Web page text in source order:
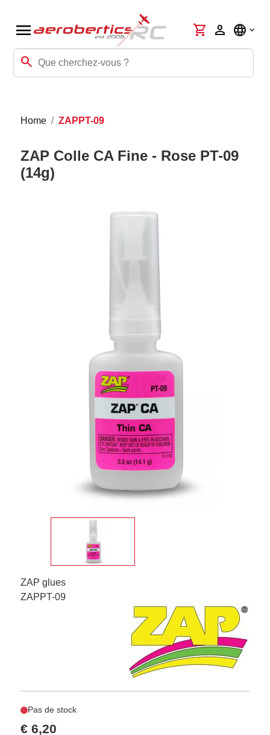
menu
search
shopping_cart person language
Home ZAPPT-09
ZAP Colle CA Fine - Rose PT-09
(14g)
ZAP glues
ZAPPT-09
Pas de stock
€ 6,20